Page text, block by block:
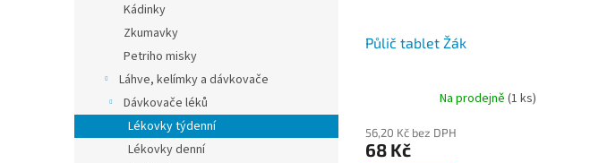
Kádinky
Zkumavky
Petriho misky
Láhve, kelímky a dávkovače
Dávkovače léků
Lékovky týdenní
Lékovky denní
Půlič tablet Žák
Na prodejně (1 ks)
56,20 Kč bez DPH
68 Kč